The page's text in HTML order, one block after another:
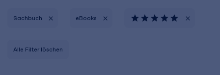
Sachbuch eBooks
Alle Filter löschen